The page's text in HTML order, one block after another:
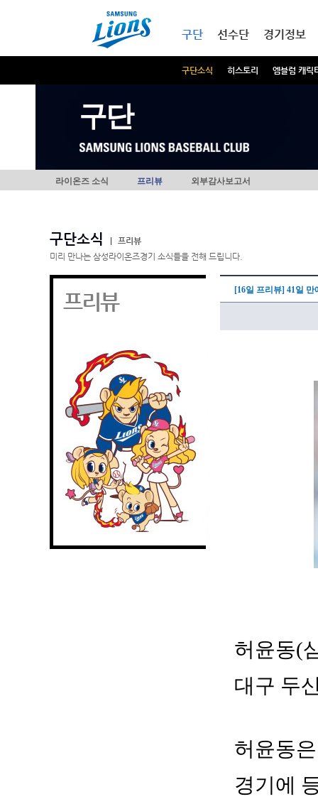
구단
구단소식 히스토리 엠블럼 캐릭
선수단 경기정보
구단
라이온즈 소식 프리뷰 외부감사보고서
구단소식
프리뷰
미리 만나는 삼성라이온즈경기 소식들을 전해 드립니다.
프리뷰 [16일 프리뷰] 41일
허윤동(
대구 두
허윤동
경기에